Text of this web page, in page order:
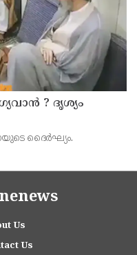
? ദൃശ്യം
ദൈര്‍ഘ്യം.
Us
Us